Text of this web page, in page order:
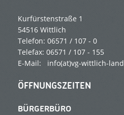
Kurfürstenstraße 1
54516 Wittlich
Telefon: 06571 / 107 - 0
Telefax: 06571 / 107 - 155
E-Mail: info(at)vg-wittlich-
ÖFFNUNGSZEITEN
BÜRGERBÜRO